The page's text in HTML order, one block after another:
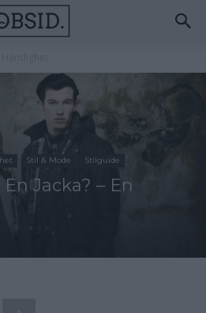
Stil & Mode Stilguide
Jacka? – En